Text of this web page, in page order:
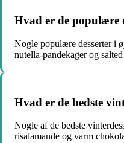
Hvad er de populære
Nogle populære desserter i
nutella-pandekager og
Hvad er de bedste
Nogle af de bedste
risalamande og varm